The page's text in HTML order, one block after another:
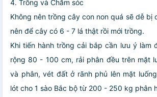
4. Trồng và Chăm sóc
Không nên trồng cây con non quá sẽ dễ bị
nên để cây có 6 - 7 lá thật rồi mới trồng.
Khi tiến hành trồng cải bắp cần lưu ý làm
rộng 80 - 100 cm, rải phân đều trên mặt
và phân, vét đất ở rãnh phủ lên mặt
lót cho 1 sào Bắc bộ từ 200 - 250 kg phân